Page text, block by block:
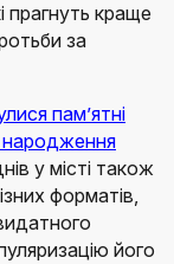
прагнуть краще
за
пам’ятні
народження
у місті також
форматів,
його